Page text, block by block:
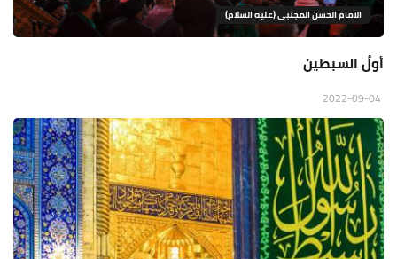
الامام الحسن المجتبى (عليه السلام)
أولُ السبطين